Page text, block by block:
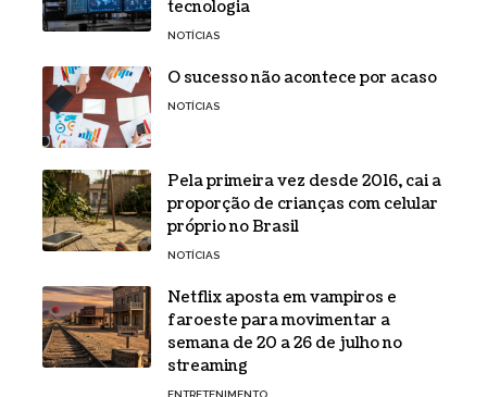
tecnologia
NOTÍCIAS
O sucesso não acontece por acaso
NOTÍCIAS
Pela primeira vez desde 2016, cai a
proporção de crianças com celular
próprio no Brasil
NOTÍCIAS
Netflix aposta em vampiros e
faroeste para movimentar a
semana de 20 a 26 de julho no
streaming
ENTRETENIMENTO